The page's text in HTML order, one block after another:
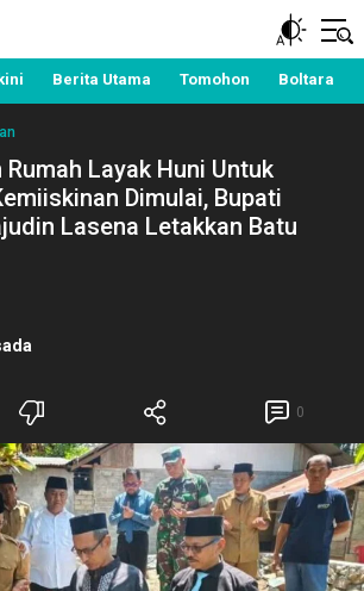
Utara, Kawanua, Politik,
Kriminal dan Nasional
Berita Utama Tomohon Boltara
Layak Huni Untuk
Dimulai, Bupati
Lasena Letakkan Batu
0